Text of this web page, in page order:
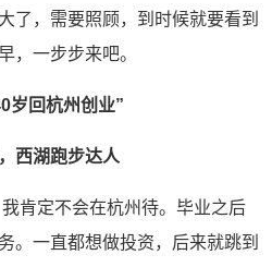
了，需要照顾，到时候就要看到
，一步步来吧。
岁回杭州创业”
西湖跑步达人
肯定不会在杭州待。毕业之后
。一直都想做投资，后来就跳到